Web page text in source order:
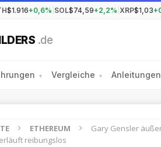
$1.916+0,6% SOL$74,59+2,2% XRP$1,03
.de
▾ Vergleiche ▾ Anleitungen
ETHEREUM
Gary Gensler
reibungslos